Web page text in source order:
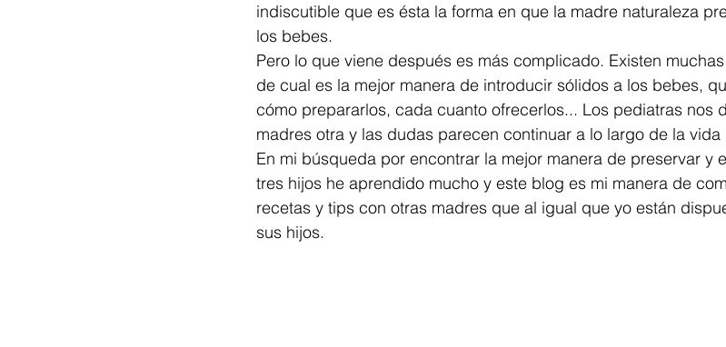
indiscutible que es ésta la forma en que la madre naturaleza
los bebes.
Pero lo que viene después es más complicado. Existen
de cual es la mejor manera de introducir sólidos a los bebes,
cómo prepararlos, cada cuanto ofrecerlos... Los pediatras nos
madres otra y las dudas parecen continuar a lo largo de la vida
En mi búsqueda por encontrar la mejor manera de preservar y
tres hijos he aprendido mucho y este blog es mi manera de
recetas y tips con otras madres que al igual que yo están
sus hijos.